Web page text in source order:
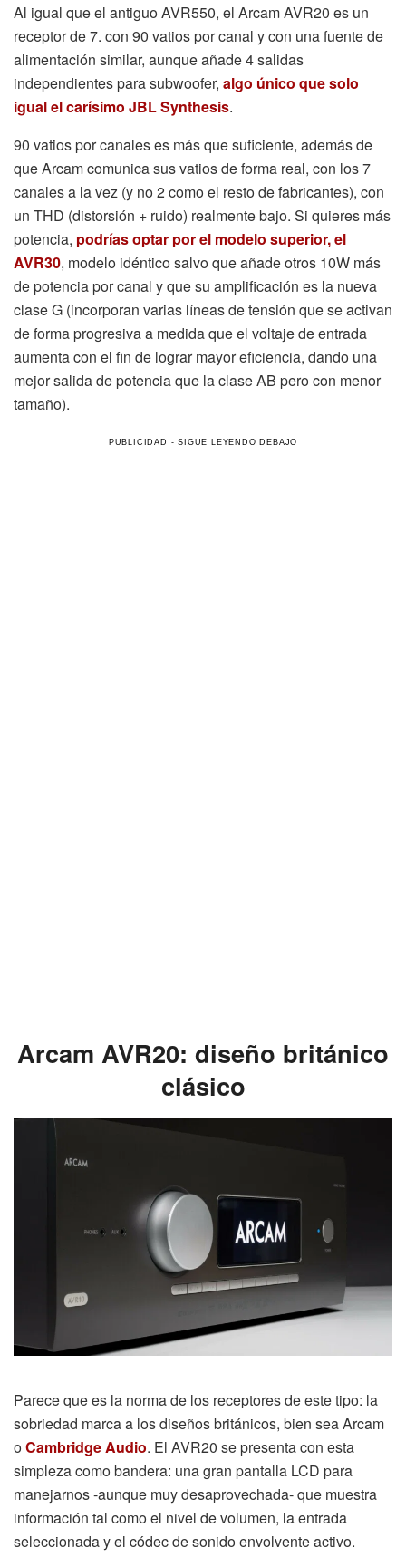
Al igual que el antiguo AVR550, el Arcam AVR20 es un
receptor de 7. con 90 vatios por canal y con una fuente de
alimentación similar, aunque añade 4 salidas
independientes para subwoofer, algo único que solo
igual el carísimo JBL Synthesis.
90 vatios por canales es más que suficiente, además de
que Arcam comunica sus vatios de forma real, con los 7
canales a la vez (y no 2 como el resto de fabricantes), con
un THD (distorsión + ruido) realmente bajo. Si quieres más
potencia, podrías optar por el modelo superior, el
AVR30, modelo idéntico salvo que añade otros 10W más
de potencia por canal y que su amplificación es la nueva
clase G (incorporan varias líneas de tensión que se activan
de forma progresiva a medida que el voltaje de entrada
aumenta con el fin de lograr mayor eficiencia, dando una
mejor salida de potencia que la clase AB pero con menor
tamaño).
Arcam AVR20: diseño británico
clásico
Parece que es la norma de los receptores de este tipo: la
sobriedad marca a los diseños británicos, bien sea Arcam
oCambridge Audio. El AVR20 se presenta con esta
simpleza como bandera: una gran pantalla LCD para
manejarnos -aunque muy desaprovechada- que muestra
información tal como el nivel de volumen, la entrada
seleccionada y el códec de sonido envolvente activo.